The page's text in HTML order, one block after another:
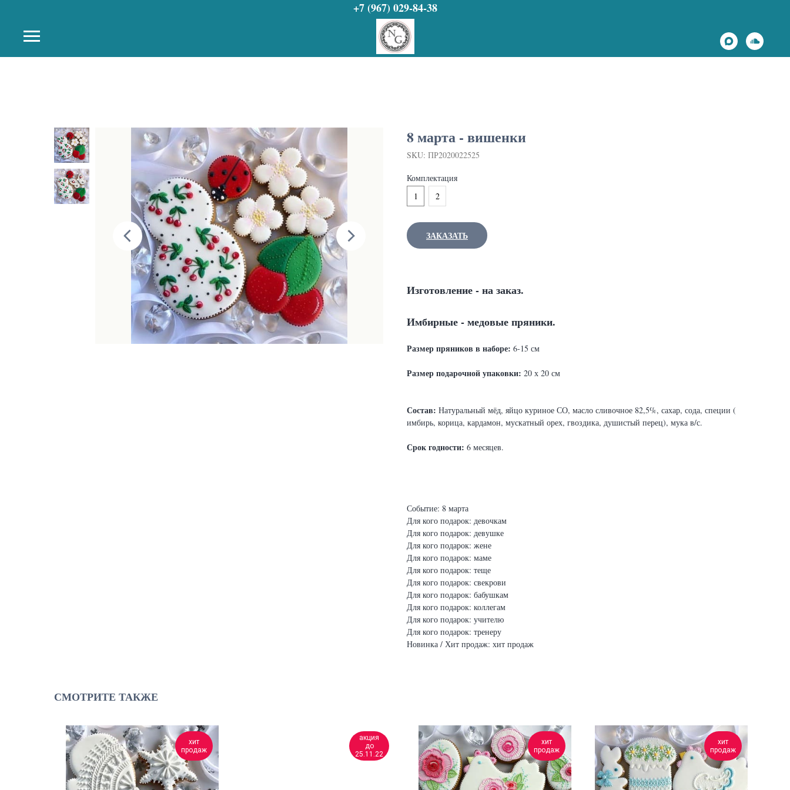
+7 (967) 029-84-38
8 марта - вишенки
SKU: ПР2020022525
Комплектация
1
2
ЗАКАЗАТЬ
Изготовление - на заказ.
Имбирные - медовые пряники.
Размер пряников в наборе: 6-15 см
Размер подарочной упаковки: 20 х 20 см
Состав: Натуральный мёд, яйцо куриное СО, масло сливочное 82,5%, сахар, сода, специи (
имбирь, корица, кардамон, мускатный орех, гвоздика, душистый перец), мука в/с.
Срок годности: 6 месяцев.
Событие: 8 марта
Для кого подарок: девочкам
Для кого подарок: девушке
Для кого подарок: жене
Для кого подарок: маме
Для кого подарок: теще
Для кого подарок: свекрови
Для кого подарок: бабушкам
Для кого подарок: коллегам
Для кого подарок: учителю
Для кого подарок: тренеру
Новинка / Хит продаж: хит продаж
СМОТРИТЕ ТАКЖЕ
хит
продаж
акция
до
25.11.22
хит
продаж
хит
продаж